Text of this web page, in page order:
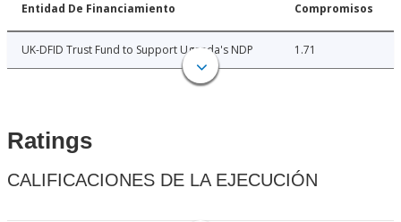
Entidad De Financiamiento Compromisos
UK-DFID Trust Fund to Support Uganda's NDP 1.71
Ratings
CALIFICACIONES DE LA EJECUCIÓN